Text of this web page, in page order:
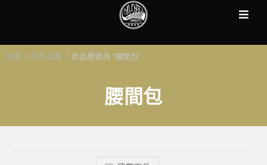
首頁 / 所有品牌 / 商品標籤為 “腰間包”
腰間包